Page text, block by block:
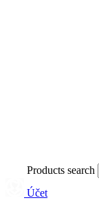
Products search
Účet